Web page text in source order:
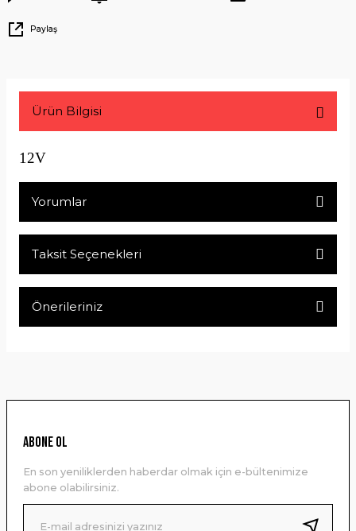
Paylaş
Ürün Bilgisi
12V
Yorumlar
Taksit Seçenekleri
Önerileriniz
Ürün resmi kalitesiz, bozuk veya görüntülenemiyor.
Ürün bilgilerinde hatalar bulunuyor.
Ürün fiyatı diğer sitelerden daha pahalı.
Bu ürüne benzer farklı alternatifler olmalı.
ABONE OL
En son yeniliklerden haberdar olmak için e-bültenimize
abone olabilirsiniz.